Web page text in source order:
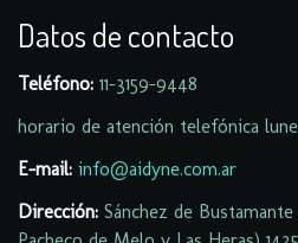
Datos de contacto
Teléfono: 11-3159-9448
horario de atención telefónica
E-mail: info@aidyne.com.ar
Dirección: Sánchez de